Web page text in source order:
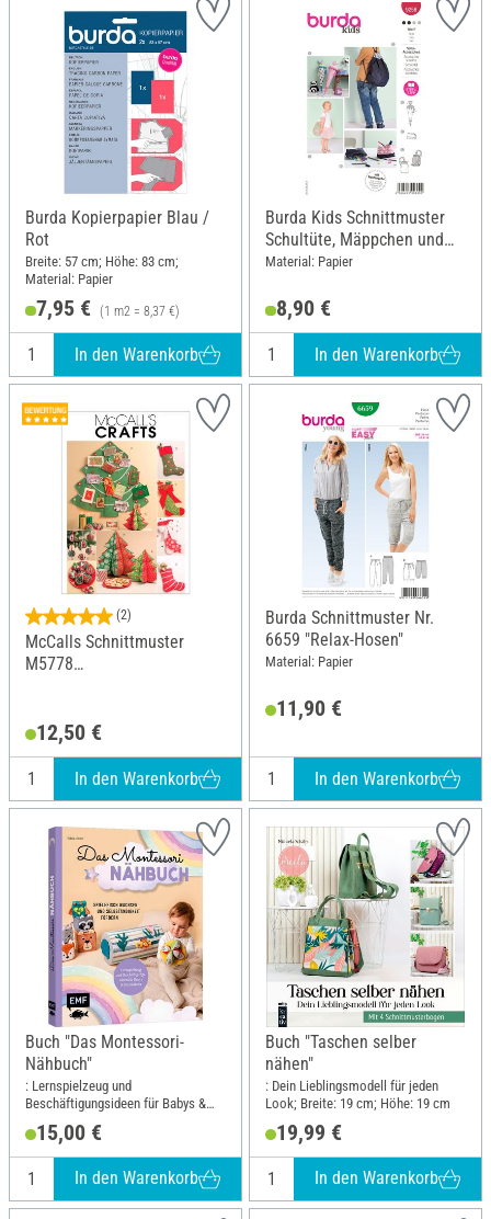
Burda Kopierpapier Blau /
Rot
Breite: 57 cm; Höhe: 83 cm;
Material: Papier
7,95 € (1 m2 = 8,37 €)
In den Warenkorb
Burda Kids Schnittmuster
Schultüte, Mäppchen und
Turnbeutel Nr. 9256
Material: Papier
8,90 €
In den Warenkorb
(2)
McCalls Schnittmuster
M5778
12,50 €
In den Warenkorb
Burda Schnittmuster Nr.
6659 "Relax-Hosen"
Material: Papier
11,90 €
In den Warenkorb
Buch "Das Montessori-
Nähbuch"
: Lernspielzeug und
Beschäftigungsideen für Babys &
cm15,00 €
In den Warenkorb
Buch "Taschen selber
nähen"
: Dein Lieblingsmodell für jeden
Look; Breite: 19 cm; Höhe: 19 cm
19,99 €
In den Warenkorb